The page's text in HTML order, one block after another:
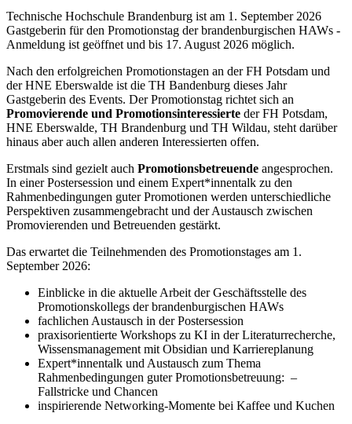
Technische Hochschule Brandenburg ist am 1. September 2026
Gastgeberin für den Promotionstag der brandenburgischen HAWs -
Anmeldung ist geöffnet und bis 17. August 2026 möglich.
Nach den erfolgreichen Promotionstagen an der FH Potsdam und
der HNE Eberswalde ist die TH Bandenburg dieses Jahr
Gastgeberin des Events. Der Promotionstag richtet sich an
Promovierende und Promotionsinteressierte der FH Potsdam,
HNE Eberswalde, TH Brandenburg und TH Wildau, steht darüber
hinaus aber auch allen anderen Interessierten offen.
Erstmals sind gezielt auch Promotionsbetreuende angesprochen.
In einer Postersession und einem Expert*innentalk zu den
Rahmenbedingungen guter Promotionen werden unterschiedliche
Perspektiven zusammengebracht und der Austausch zwischen
Promovierenden und Betreuenden gestärkt.
Das erwartet die Teilnehmenden des Promotionstages am 1.
September 2026:
Einblicke in die aktuelle Arbeit der Geschäftsstelle des
Promotionskollegs der brandenburgischen HAWs
fachlichen Austausch in der Postersession
praxisorientierte Workshops zu KI in der Literaturrecherche,
Wissensmanagement mit Obsidian und Karriereplanung
Expert*innentalk und Austausch zum Thema
Rahmenbedingungen guter Promotionsbetreuung: –
Fallstricke und Chancen
inspirierende Networking-Momente bei Kaffee und Kuchen